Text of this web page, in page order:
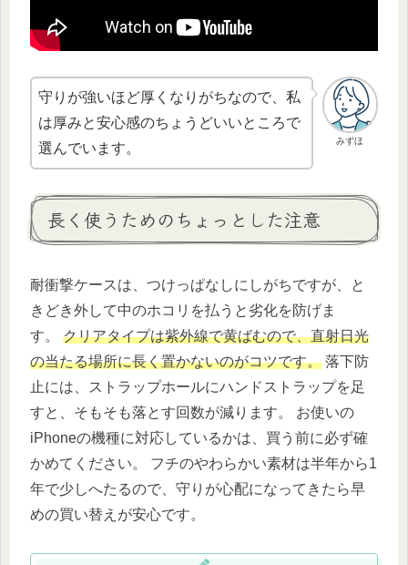
みずほ
守りが強いほど厚くなりがちなので、私
は厚みと安心感のちょうどいいところで
選んでいます。
長く使うためのちょっとした注意
耐衝撃ケースは、つけっぱなしにしがちですが、と
きどき外して中のホコリを払うと劣化を防げま
す。 クリアタイプは紫外線で黄ばむので、直射日光
の当たる場所に長く置かないのがコツです。 落下防
止には、ストラップホールにハンドストラップを足
すと、そもそも落とす回数が減ります。 お使いの
iPhoneの機種に対応しているかは、買う前に必ず確
かめてください。 フチのやわらかい素材は半年から1
年で少しへたるので、守りが心配になってきたら早
めの買い替えが安心です。